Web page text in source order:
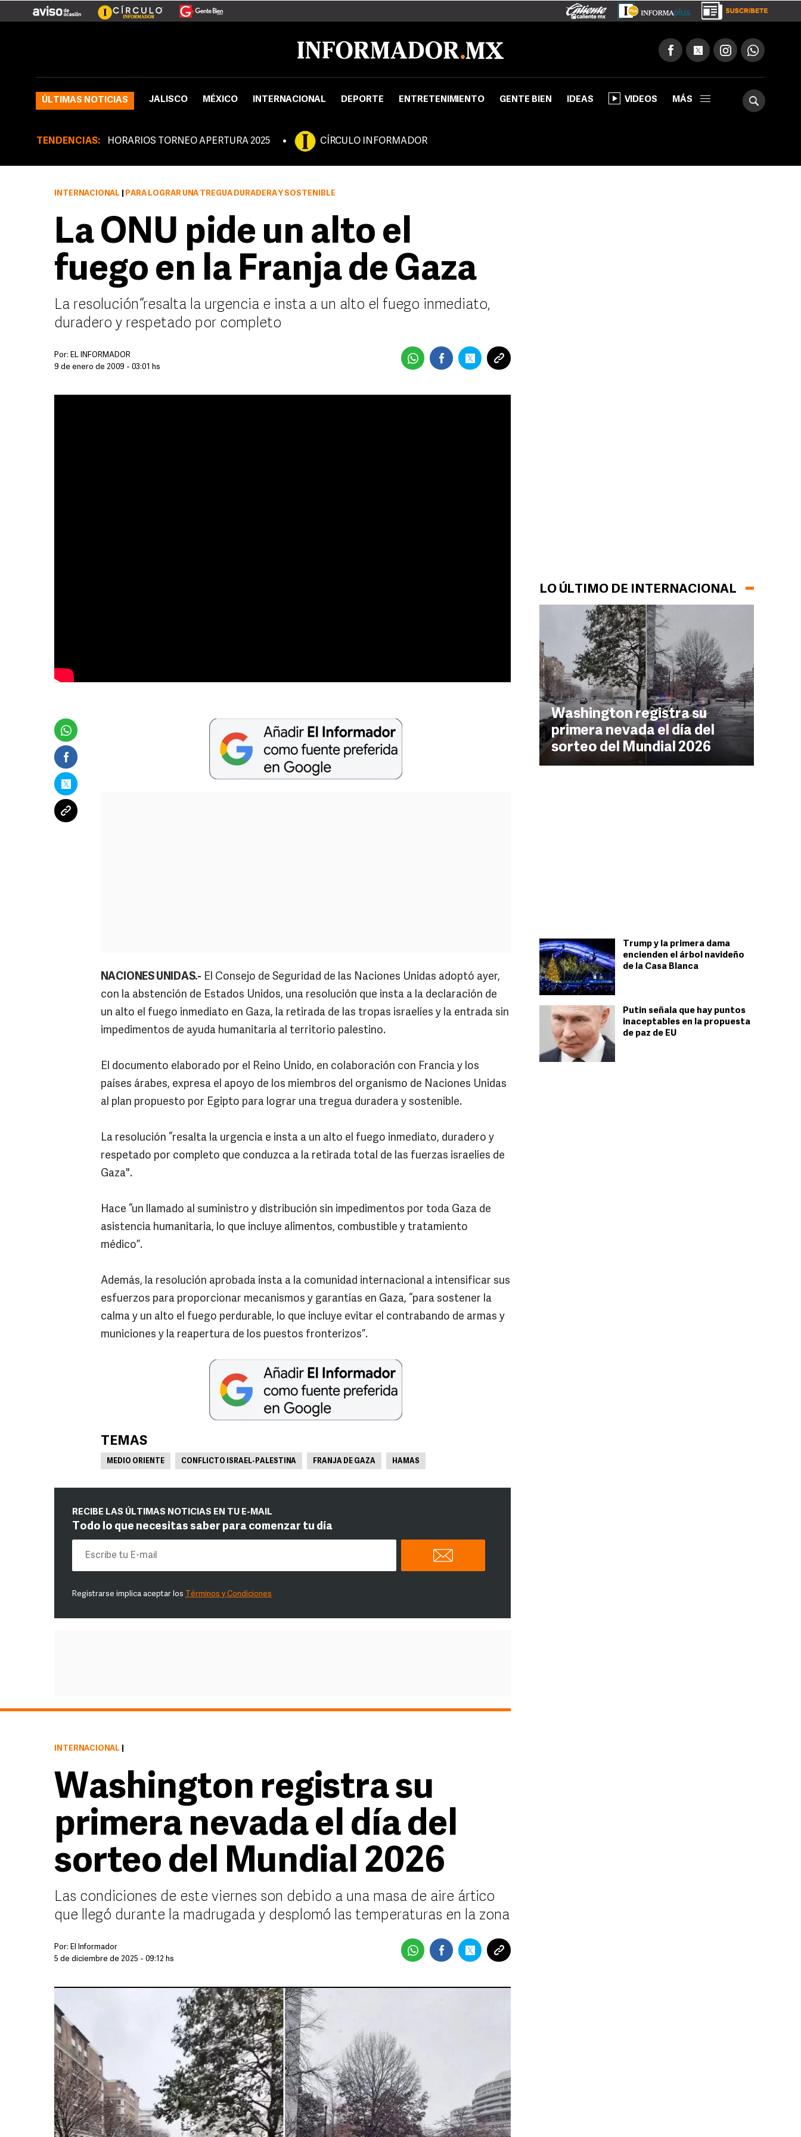
ÚLTIMAS NOTICIAS JALISCO MÉXICO INTERNACIONAL DEPORTE ENTRETENIMIENTO GENTE BIEN IDEAS VIDEOS MÁS
TENDENCIAS: HORARIOS TORNEO APERTURA 2025 CÍRCULO INFORMADOR
LO ÚLTIMO DE INTERNACIONAL
Washington registra su
primera nevada el día del
sorteo del Mundial 2026
Trump y la primera dama
encienden el árbol navideño
de la Casa Blanca
Putin señala que hay puntos
inaceptables en la propuesta
de paz de EU
INTERNACIONAL PARA LOGRAR UNA TREGUA DURADERA Y SOSTENIBLE
La ONU pide un alto el
fuego en la Franja de Gaza
La resolución “resalta la urgencia e insta a un alto el fuego inmediato,
duradero y respetado por completo
Por: EL INFORMADOR
9 de enero de 2009 - 03:01 hs
NACIONES UNIDAS.- El Consejo de Seguridad de las Naciones Unidas adoptó ayer,
con la abstención de Estados Unidos, una resolución que insta a la declaración de
un alto el fuego inmediato en Gaza, la retirada de las tropas israelíes y la entrada sin
impedimentos de ayuda humanitaria al territorio palestino.
El documento elaborado por el Reino Unido, en colaboración con Francia y los
países árabes, expresa el apoyo de los miembros del organismo de Naciones Unidas
al plan propuesto por Egipto para lograr una tregua duradera y sostenible.
La resolución “resalta la urgencia e insta a un alto el fuego inmediato, duradero y
respetado por completo que conduzca a la retirada total de las fuerzas israelíes de
Gaza".
Hace “un llamado al suministro y distribución sin impedimentos por toda Gaza de
asistencia humanitaria, lo que incluye alimentos, combustible y tratamiento
médico”.
Además, la resolución aprobada insta a la comunidad internacional a intensificar sus
esfuerzos para proporcionar mecanismos y garantías en Gaza, “para sostener la
calma y un alto el fuego perdurable, lo que incluye evitar el contrabando de armas y
municiones y la reapertura de los puestos fronterizos”.
TEMAS
MEDIO ORIENTE CONFLICTO ISRAEL-PALESTINA FRANJA DE GAZA HAMAS
RECIBE LAS ÚLTIMAS NOTICIAS EN TU E-MAIL
Todo lo que necesitas saber para comenzar tu día
Registrarse implica aceptar los Términos y Condiciones
INTERNACIONAL
Washington registra su
primera nevada el día del
sorteo del Mundial 2026
Las condiciones de este viernes son debido a una masa de aire ártico
que llegó durante la madrugada y desplomó las temperaturas en la zona
Por: El Informador
5 de diciembre de 2025 - 09:12 hs